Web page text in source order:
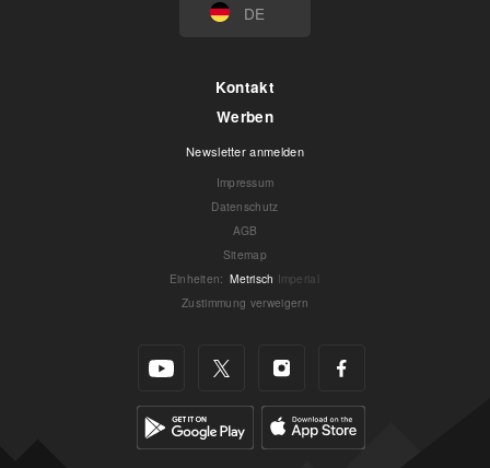
DE
Kontakt
Werben
Newsletter anmelden
Impressum
Datenschutz
AGB
Sitemap
Einheiten: Metrisch Imperial
Zustimmung verweigern